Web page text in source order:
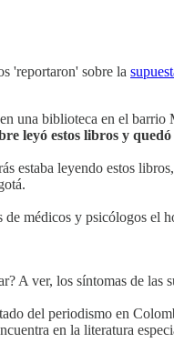
'reportaron' sobre la
una biblioteca en el
leyó estos libros y
estaba leyendo estos
de médicos y psicólogos el
A ver, los síntomas de las
del periodismo en
en la literatura